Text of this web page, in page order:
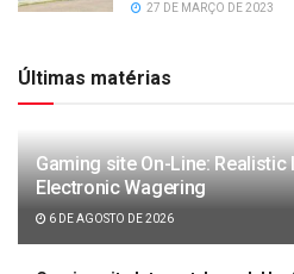
27 DE MARÇO DE 2023
Últimas matérias
Gaming site On-Line:
Electronic Wagering
6 DE AGOSTO DE 2026